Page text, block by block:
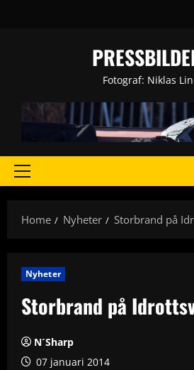
Fotograf: Niklas
Primary
Home
Nyheter Storbrand på
Nyheter
Storbrand på
N´Sharp
07 januari 2014